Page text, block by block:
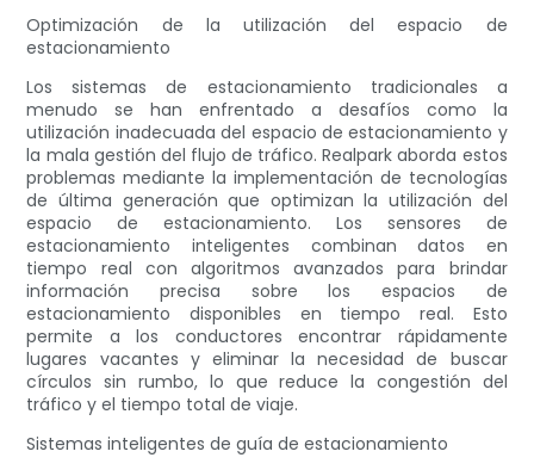
Optimización de la utilización del espacio de
estacionamiento
Los sistemas de estacionamiento tradicionales a
menudo se han enfrentado a desafíos como la
utilización inadecuada del espacio de estacionamiento y
la mala gestión del flujo de tráfico. Realpark aborda estos
problemas mediante la implementación de tecnologías
de última generación que optimizan la utilización del
espacio de estacionamiento. Los sensores de
estacionamiento inteligentes combinan datos en
tiempo real con algoritmos avanzados para brindar
información precisa sobre los espacios de
estacionamiento disponibles en tiempo real. Esto
permite a los conductores encontrar rápidamente
lugares vacantes y eliminar la necesidad de buscar
círculos sin rumbo, lo que reduce la congestión del
tráfico y el tiempo total de viaje.
Sistemas inteligentes de guía de estacionamiento